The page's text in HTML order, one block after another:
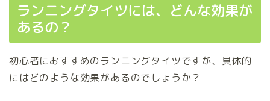
ランニングタイツには、どんな効果が
あるの？
初心者におすすめのランニングタイツですが、具体的
にはどのような効果があるのでしょうか？